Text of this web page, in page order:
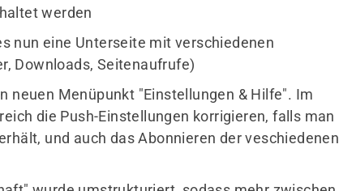
werden
nun eine Unterseite mit verschiedenen
Downloads, Seitenaufrufe)
neuen Menüpunkt "Einstellungen & Hilfe". Im
die Push-Einstellungen korrigieren, falls man
und auch das Abonnieren der veschiedenen